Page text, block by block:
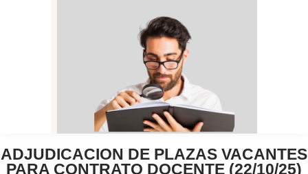
ADJUDICACION DE PLAZAS VACANTES
PARA CONTRATO DOCENTE (22/10/25)